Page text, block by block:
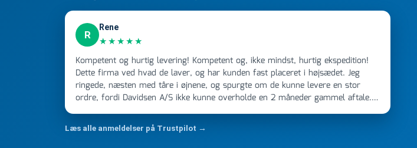
R
Rene
★★★★★
Kompetent og hurtig levering! Kompetent og, ikke mindst, hurtig ekspedition!
Dette firma ved hvad de laver, og har kunden fast placeret i højsædet. Jeg
ringede, næsten med tåre i øjnene, og spurgte om de kunne levere en stor
ordre, fordi Davidsen A/S ikke kunne overholde en 2 måneder gammel aftale.
ikke få armene ned, og næste gang jeg skal bruge noget, vil jeg ringe til dem
FØRST. De varmeste og venligste hilsner fra Rene
Læs alle anmeldelser på Trustpilot →